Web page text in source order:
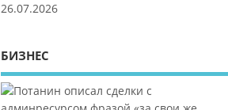
26.07.2026
БИЗНЕС